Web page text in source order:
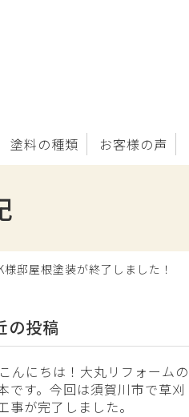
塗料の種類 お客様の声
邸屋根塗装が終了しました！
の投稿
こんにちは！大丸リフォームの
です。今回は須賀川市で草刈
事が完了しました。